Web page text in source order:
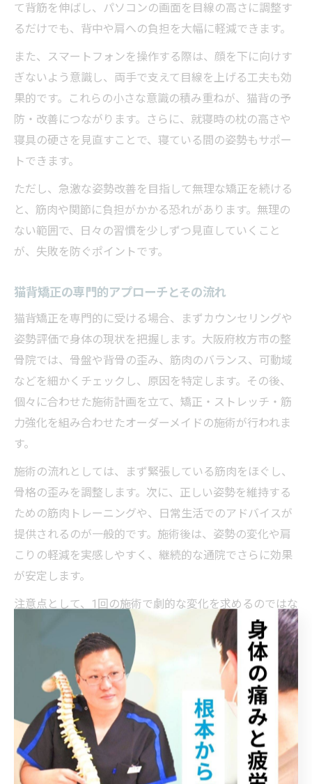
て背筋を伸ばし、パソコンの画面を目線の高さに調整す
るだけでも、背中や肩への負担を大幅に軽減できます。
また、スマートフォンを操作する際は、顔を下に向けす
ぎないよう意識し、両手で支えて目線を上げる工夫も効
果的です。これらの小さな意識の積み重ねが、猫背の予
防・改善につながります。さらに、就寝時の枕の高さや
寝具の硬さを見直すことで、寝ている間の姿勢もサポー
トできます。
ただし、急激な姿勢改善を目指して無理な矯正を続ける
と、筋肉や関節に負担がかかる恐れがあります。無理の
ない範囲で、日々の習慣を少しずつ見直していくこと
が、失敗を防ぐポイントです。
猫背矯正の専門的アプローチとその流れ
猫背矯正を専門的に受ける場合、まずカウンセリングや
姿勢評価で身体の現状を把握します。大阪府枚方市の整
骨院では、骨盤や背骨の歪み、筋肉のバランス、可動域
などを細かくチェックし、原因を特定します。その後、
個々に合わせた施術計画を立て、矯正・ストレッチ・筋
力強化を組み合わせたオーダーメイドの施術が行われま
す。
施術の流れとしては、まず緊張している筋肉をほぐし、
骨格の歪みを調整します。次に、正しい姿勢を維持する
ための筋肉トレーニングや、日常生活でのアドバイスが
提供されるのが一般的です。施術後は、姿勢の変化や肩
こりの軽減を実感しやすく、継続的な通院でさらに効果
が安定します。
注意点として、1回の施術で劇的な変化を求めるのではな
く、複数回の施術を通じて徐々に改善を目指すことが大
切です。また、保険適用の有無や料金体系についても事
前に確認しておくと安心です。
肩こり軽減のための猫背矯正セルフケア法
肩こりを和らげるためには、猫背矯正のセルフケアも有
効です。自宅や職場で簡単にできるストレッチやエクサ
サイズを取り入れることで、筋肉の緊張をほぐし、正し